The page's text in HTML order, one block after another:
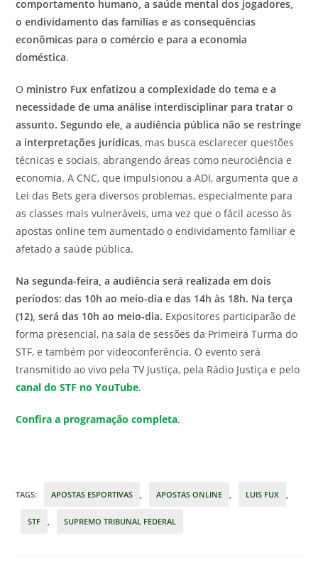
comportamento humano, a saúde mental dos jogadores,
o endividamento das famílias e as consequências
econômicas para o comércio e para a economia
doméstica.
O ministro Fux enfatizou a complexidade do tema e a
necessidade de uma análise interdisciplinar para tratar o
assunto. Segundo ele, a audiência pública não se restringe
a interpretações jurídicas, mas busca esclarecer questões
técnicas e sociais, abrangendo áreas como neurociência e
economia. A CNC, que impulsionou a ADI, argumenta que a
Lei das Bets gera diversos problemas, especialmente para
as classes mais vulneráveis, uma vez que o fácil acesso às
apostas online tem aumentado o endividamento familiar e
afetado a saúde pública.
Na segunda-feira, a audiência será realizada em dois
períodos: das 10h ao meio-dia e das 14h às 18h. Na terça
(12), será das 10h ao meio-dia. Expositores participarão de
forma presencial, na sala de sessões da Primeira Turma do
STF, e também por videoconferência. O evento será
transmitido ao vivo pela TV Justiça, pela Rádio Justiça e pelo
canal do STF no YouTube.
Confira a programação completa.
TAGS: APOSTAS ESPORTIVAS APOSTAS ONLINE LUIS FUX
STF SUPREMO TRIBUNAL FEDERAL